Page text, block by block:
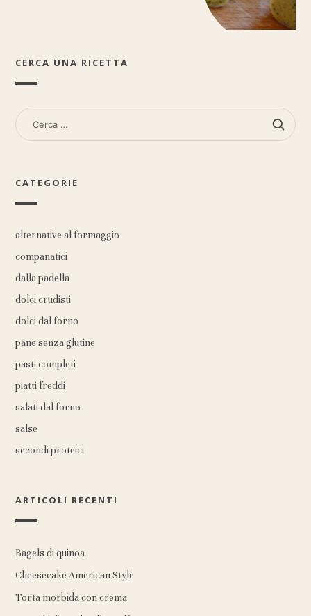
CERCA UNA RICETTA
RICERCA
PER:
CATEGORIE
alternative al formaggio
companatici
dalla padella
dolci crudisti
dolci dal forno
pane senza glutine
pasti completi
piatti freddi
salati dal forno
salse
secondi proteici
ARTICOLI RECENTI
Bagels di quinoa
Cheesecake American Style
Torta morbida con crema